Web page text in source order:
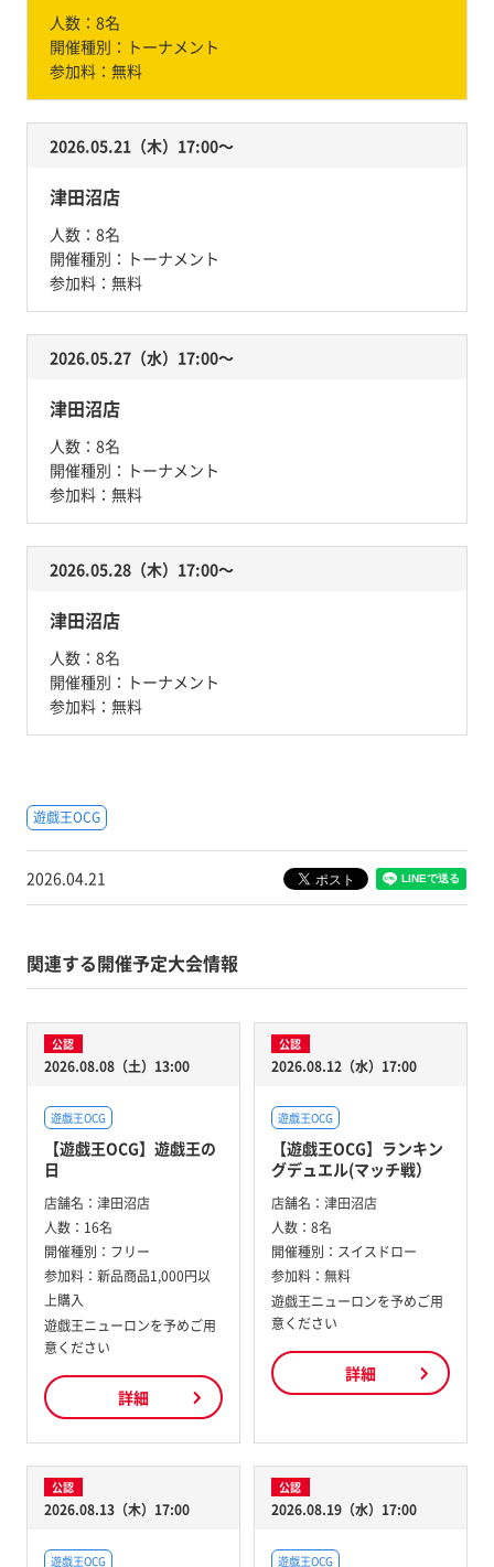
人数： 8名
開催種別： トーナメント
参加料： 無料
2026.05.21（木）17:00〜
津田沼店
人数： 8名
開催種別： トーナメント
参加料： 無料
2026.05.27（水）17:00〜
津田沼店
人数： 8名
開催種別： トーナメント
参加料： 無料
2026.05.28（木）17:00〜
津田沼店
人数： 8名
開催種別： トーナメント
参加料： 無料
遊戯王OCG
2026.04.21
関連する開催予定大会情報
公認
2026.08.08（土）13:00
遊戯王OCG
【遊戯王OCG】遊戯王の
日
店舗名： 津田沼店
人数： 16名
開催種別： フリー
参加料： 新品商品1,000円以
上購入
遊戯王ニューロンを予めご用
意ください
詳細
公認
2026.08.12（水）17:00
遊戯王OCG
【遊戯王OCG】ランキン
グデュエル(マッチ戦）
店舗名： 津田沼店
人数： 8名
開催種別： スイスドロー
参加料： 無料
遊戯王ニューロンを予めご用
意ください
詳細
公認
2026.08.13（木）17:00
遊戯王OCG
公認
2026.08.19（水）17:00
遊戯王OCG